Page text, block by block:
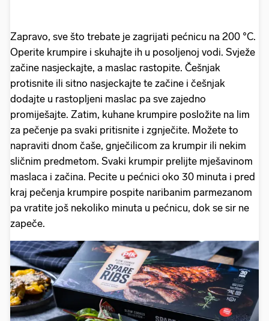
Zapravo, sve što trebate je zagrijati pećnicu na 200 °C.
Operite krumpire i skuhajte ih u posoljenoj vodi. Svježe
začine nasjeckajte, a maslac rastopite. Češnjak
protisnite ili sitno nasjeckajte te začine i češnjak
dodajte u rastopljeni maslac pa sve zajedno
promiješajte. Zatim, kuhane krumpire posložite na lim
za pečenje pa svaki pritisnite i zgnječite. Možete to
napraviti dnom čaše, gnječilicom za krumpir ili nekim
sličnim predmetom. Svaki krumpir prelijte mješavinom
maslaca i začina. Pecite u pećnici oko 30 minuta i pred
kraj pečenja krumpire pospite naribanim parmezanom
pa vratite još nekoliko minuta u pećnicu, dok se sir ne
zapeče.